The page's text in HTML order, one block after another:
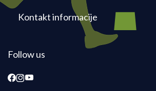
Kontakt informacije
Follow us